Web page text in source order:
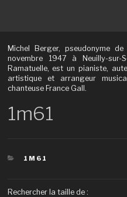
Michel Berger, pseudonyme
novembre 1947 à Neuilly-
Ramatuelle, est un pianiste,
artistique et arrangeur
chanteuse France Gall.
1m61
CATÉGORIES
1M61
Rechercher la taille de :